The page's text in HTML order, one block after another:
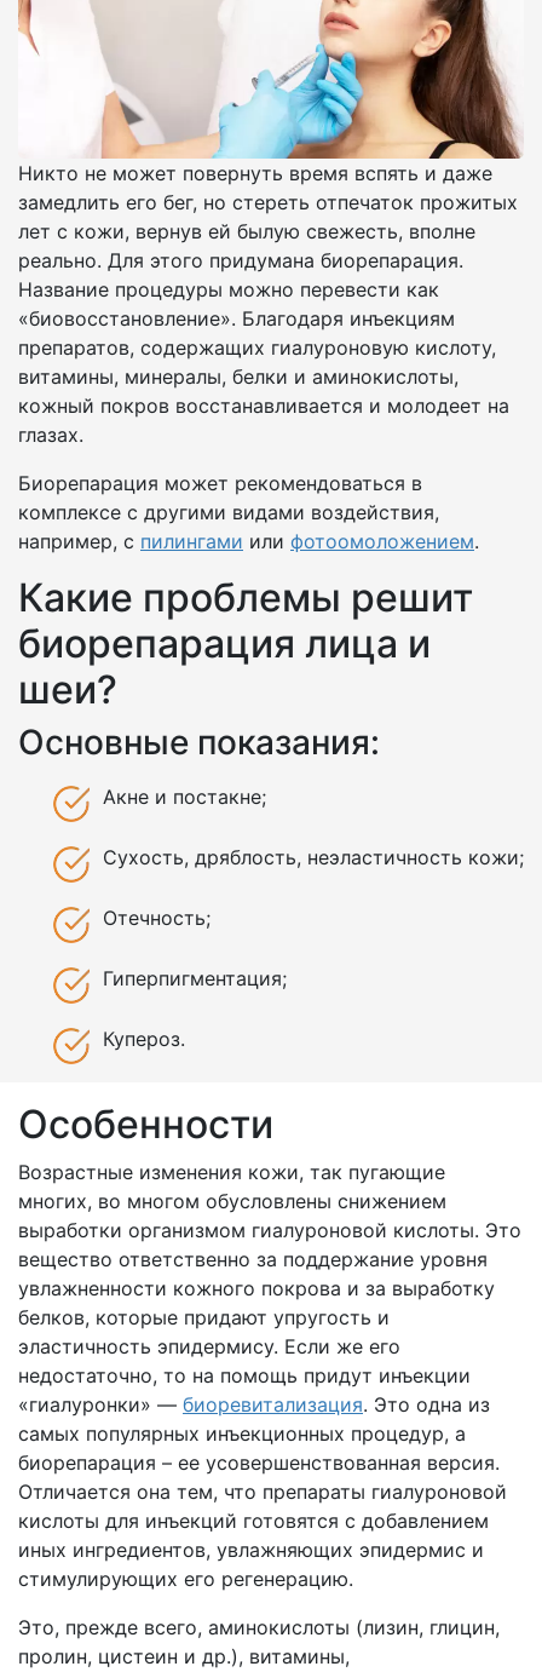
Никто не может повернуть время вспять и даже
замедлить его бег, но стереть отпечаток прожитых
лет с кожи, вернув ей былую свежесть, вполне
реально. Для этого придумана биорепарация.
Название процедуры можно перевести как
«биовосстановление». Благодаря инъекциям
препаратов, содержащих гиалуроновую кислоту,
витамины, минералы, белки и аминокислоты,
кожный покров восстанавливается и молодеет на
глазах.
Биорепарация может рекомендоваться в
комплексе с другими видами воздействия,
например, с пилингами или фотоомоложением.
Какие проблемы решит
биорепарация лица и
шеи?
Основные показания:
Акне и постакне;
Сухость, дряблость, неэластичность кожи;
Отечность;
Гиперпигментация;
Купероз.
Особенности
Возрастные изменения кожи, так пугающие
многих, во многом обусловлены снижением
выработки организмом гиалуроновой кислоты. Это
вещество ответственно за поддержание уровня
увлажненности кожного покрова и за выработку
белков, которые придают упругость и
эластичность эпидермису. Если же его
недостаточно, то на помощь придут инъекции
«гиалуронки» — биоревитализация. Это одна из
самых популярных инъекционных процедур, а
биорепарация – ее усовершенствованная версия.
Отличается она тем, что препараты гиалуроновой
кислоты для инъекций готовятся с добавлением
иных ингредиентов, увлажняющих эпидермис и
стимулирующих его регенерацию.
Это, прежде всего, аминокислоты (лизин, глицин,
пролин, цистеин и др.), витамины,